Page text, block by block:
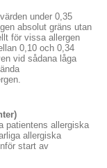
under 0,35
absolut gräns utan
för vissa allergen
0,10 och 0,34
vid sådana låga
patientens allergiska
allergiska
start av